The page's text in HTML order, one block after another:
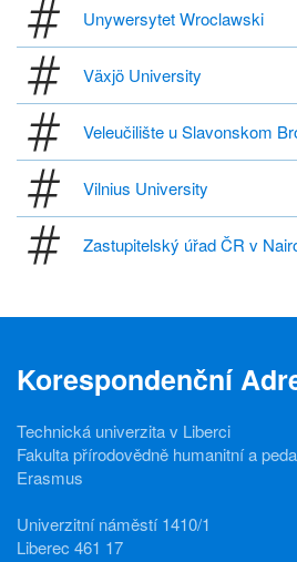
Unywersytet Wroclawski
Växjö University
Veleučilište u Slavonskom
Vilnius University
Zastupitelský úřad ČR v
Korespondenční
Technická univerzita v Liberci
Fakulta přírodovědně humanitní a
Erasmus
Univerzitní náměstí 1410/1
Liberec 461 17